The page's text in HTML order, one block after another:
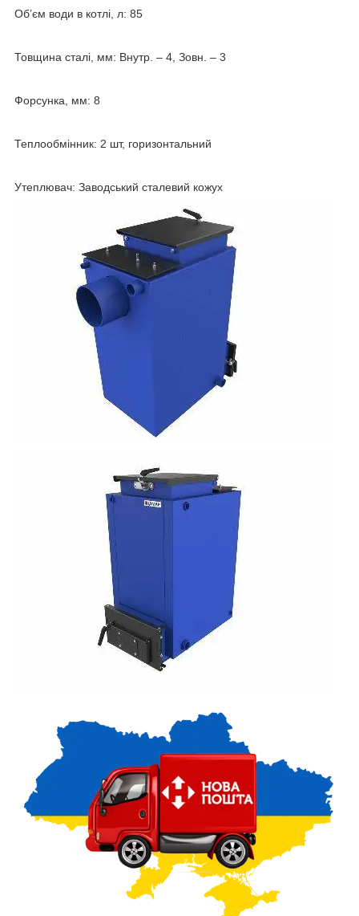
Об’єм води в котлі, л: 85
Товщина сталі, мм: Внутр. – 4, Зовн. – 3
Форсунка, мм: 8
Теплообмінник: 2 шт, горизонтальний
Утеплювач: Заводський сталевий кожух